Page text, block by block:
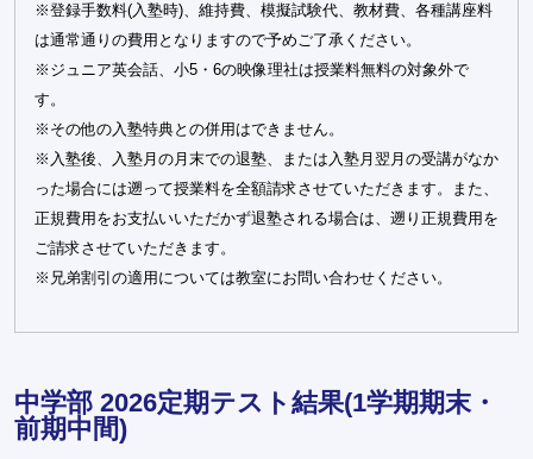
※登録手数料(入塾時)、維持費、模擬試験代、教材費、各種講座料
は通常通りの費用となりますので予めご了承ください。
※ジュニア英会話、小5・6の映像理社は授業料無料の対象外で
す。
※その他の入塾特典との併用はできません。
※入塾後、入塾月の月末での退塾、または入塾月翌月の受講がなか
った場合には遡って授業料を全額請求させていただきます。また、
正規費用をお支払いいただかず退塾される場合は、遡り正規費用を
ご請求させていただきます。
※兄弟割引の適用については教室にお問い合わせください。
中学部 2026定期テスト結果(1学期期末・
前期中間)